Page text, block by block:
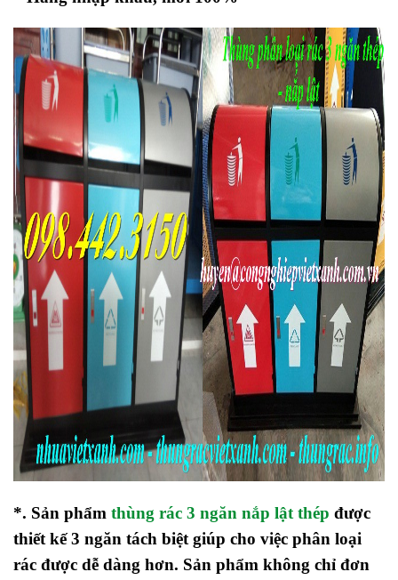
*. Sản phẩm thùng rác 3 ngăn nắp lật thép được
thiết kế 3 ngăn tách biệt giúp cho việc phân loại
rác được dễ dàng hơn. Sản phẩm không chỉ đơn